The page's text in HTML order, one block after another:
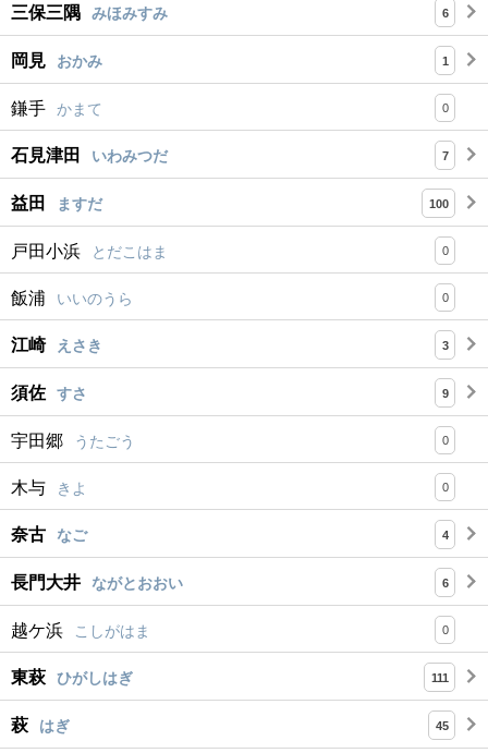
三保三隅 みほみすみ 6
岡見 おかみ 1
鎌手 かまて 0
石見津田 いわみつだ 7
益田 ますだ 100
戸田小浜 とだこはま 0
飯浦 いいのうら 0
江崎 えさき 3
須佐 すさ 9
宇田郷 うたごう 0
木与 きよ 0
奈古 なご 4
長門大井 ながとおおい 6
越ケ浜 こしがはま 0
東萩 ひがしはぎ 111
萩 はぎ 45